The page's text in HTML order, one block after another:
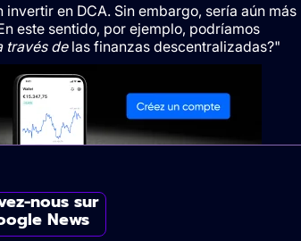
en DCA. Sin embargo, sería aún más
este sentido, por ejemplo, podríamos
través delas finanzas descentralizadas?"
nous sur
News